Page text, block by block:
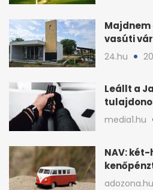
Majdnem
vasúti
24.hu
Leállt a
media1.hu
NAV:
adozona.hu